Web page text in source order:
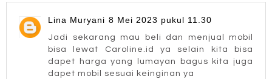
Lina Muryani 8 Mei 2023 pukul 11.30
Jadi sekarang mau beli dan menjual mobil
bisa lewat Caroline.id ya selain kita bisa
dapet harga yang lumayan bagus kita juga
dapet mobil sesuai keinginan ya